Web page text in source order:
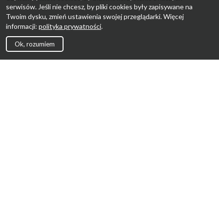
serwisów. Jeśli nie chcesz, by pliki cookies były zapisywane na
Twoim dysku, zmień ustawienia swojej przeglądarki. Więcej
informacji: polityka prywatności.
Ok, rozumiem